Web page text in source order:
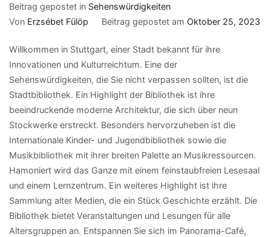
Beitrag gepostet in Sehenswürdigkeiten
Von Erzsébet Fülöp Beitrag gepostet am Oktober 25, 2023
Willkommen in Stuttgart, einer Stadt bekannt für ihre
Innovationen und Kulturreichtum. Eine der
Sehenswürdigkeiten, die Sie nicht verpassen sollten, ist die
Stadtbibliothek. Ein Highlight der Bibliothek ist ihre
beeindruckende moderne Architektur, die sich über neun
Stockwerke erstreckt. Besonders hervorzuheben ist die
Internationale Kinder- und Jugendbibliothek sowie die
Musikbibliothek mit ihrer breiten Palette an Musikressourcen.
Hamoniert wird das Ganze mit einem feinstaubfreien Lesesaal
und einem Lernzentrum. Ein weiteres Highlight ist ihre
Sammlung alter Medien, die ein Stück Geschichte erzählt. Die
Bibliothek bietet Veranstaltungen und Lesungen für alle
Altersgruppen an. Entspannen Sie sich im Panorama-Café,